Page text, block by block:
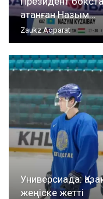
атанған Назым…
Zaukz Aqparat
Универсиада:
жеңіске жетті